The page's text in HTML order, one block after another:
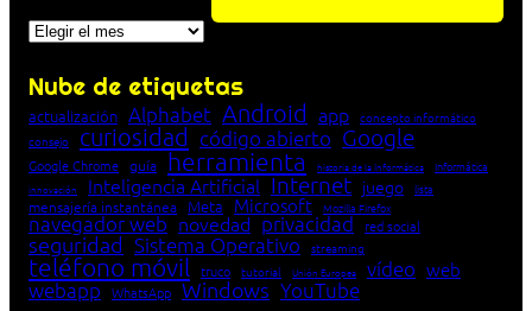
Archivos
Nube de etiquetas
actualización Alphabet Android app concepto informático
consejo
curiosidad código abierto Google
Google Chrome guía herramienta historia de la Informática Informática
innovación Inteligencia Artificial Internet juego lista
mensajería instantánea Meta Microsoft Mozilla Firefox
navegador web novedad privacidad red social
seguridad Sistema Operativo streaming
teléfono móvil truco tutorial Unión Europea vídeo web
webapp WhatsApp Windows YouTube